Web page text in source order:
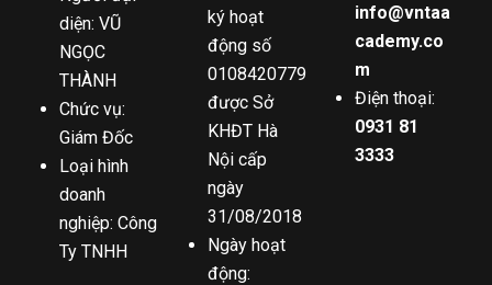
diện: VŨ
NGỌC
THÀNH
Chức vụ:
Giám Đốc
Loại hình
doanh
nghiệp: Công
Ty TNHH
ký hoạt
động số
0108420779
được Sở
KHĐT Hà
Nội cấp
ngày
31/08/2018
Ngày hoạt
động:
info@vntaa
cademy.co
m
Điện thoại:
0931 81
3333